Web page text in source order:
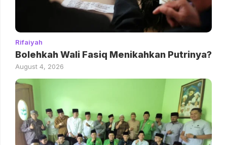
Rifaiyah
Bolehkah Wali Fasiq Menikahkan Putrinya?
August 4, 2026